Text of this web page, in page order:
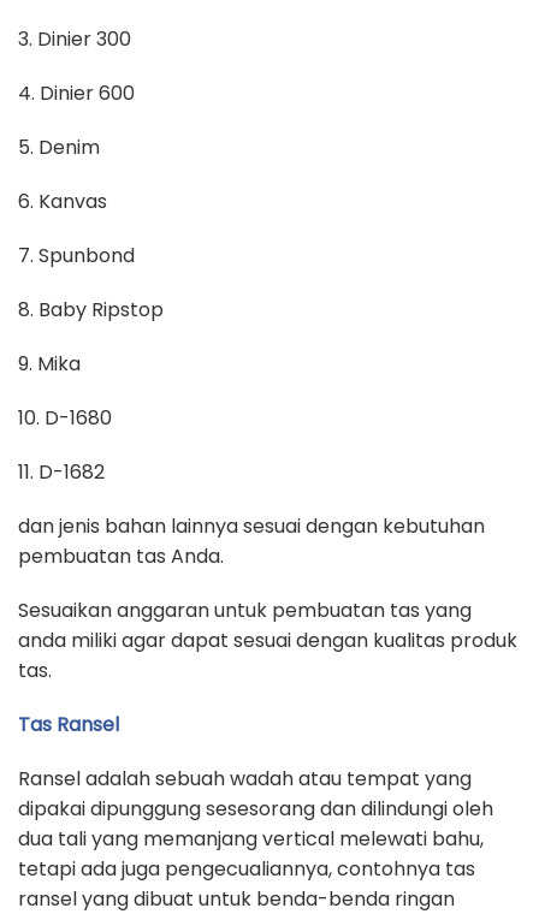
3. Dinier 300
4. Dinier 600
5. Denim
6. Kanvas
7. Spunbond
8. Baby Ripstop
9. Mika
10. D-1680
11. D-1682
dan jenis bahan lainnya sesuai dengan kebutuhan
pembuatan tas Anda.
Sesuaikan anggaran untuk pembuatan tas yang
anda miliki agar dapat sesuai dengan kualitas produk
tas.
Tas Ransel
Ransel adalah sebuah wadah atau tempat yang
dipakai dipunggung sesesorang dan dilindungi oleh
dua tali yang memanjang vertical melewati bahu,
tetapi ada juga pengecualiannya, contohnya tas
ransel yang dibuat untuk benda-benda ringan